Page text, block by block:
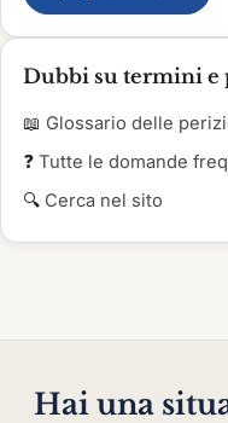
Dubbi su termini e
📖 Glossario delle
❓ Tutte le domande
🔍 Cerca nel sito
Hai una